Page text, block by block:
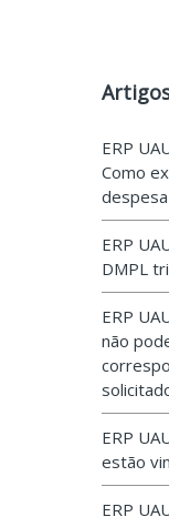
ERP
Como
despesa
ERP
DMPL
ERP
não
ERP
estão
ERP